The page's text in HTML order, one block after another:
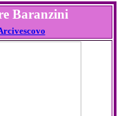
Baranzini